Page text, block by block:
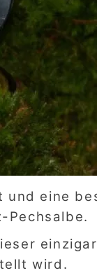
und eine
Pechsalbe.
wird.